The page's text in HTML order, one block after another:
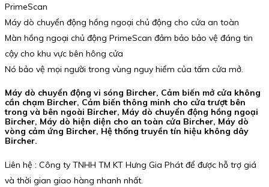
PrimeScan
Máy dò chuyển động hồng ngoại chủ động cho cửa an toàn
Màn hồng ngoại chủ động PrimeScan đảm bảo bảo vệ đáng tin
cậy cho khu vực bên hông cửa
Nó bảo vệ mọi người trong vùng nguy hiểm của tấm cửa mở.
Máy dò chuyển động vi sóng Bircher, Cảm biến mở cửa không
cần chạm Bircher, Cảm biến thông minh cho cửa trượt bên
trong và bên ngoài Bircher, Máy dò chuyển động hồng ngoại
Bircher, Máy dò hiện diện cho an toàn cửa Bircher, Máy dò
vòng cảm ứng Bircher, Hệ thống truyền tín hiệu không dây
Bircher.
Liên hệ : Công ty TNHH TM KT Hưng Gia Phát để được hỗ trợ giá
và thời gian giao hàng nhanh nhất.